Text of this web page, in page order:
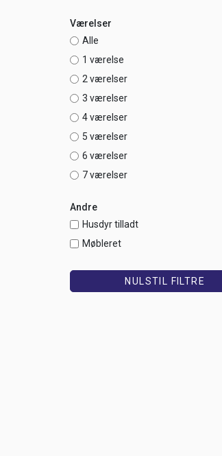
Værelser
Alle
1 værelse
2 værelser
3 værelser
4 værelser
5 værelser
6 værelser
7 værelser
Andre
Husdyr tilladt
Møbleret
NULSTIL FILTRE